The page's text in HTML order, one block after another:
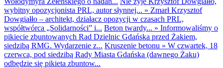
wybitny opozycjonista PRL, autor słynnej... » Zmarł Krzysztof
Dowgiałło – architekt, działacz opozycji w czasach PRL,
współtwórca „Solidarności” i... Beton twardy... » Informowaliśmy o
pikiecie zbuntowanych Rad Dzielnic Gdańska przed Żakiem,
siedzibą RMG. Wydarzenie z... Kruszenie betonu » W czwartek, 18
czerwca, pod siedzibą Rady Miasta Gdańska (dawnego Żaku)
odbędzie się pikieta zbuntow...